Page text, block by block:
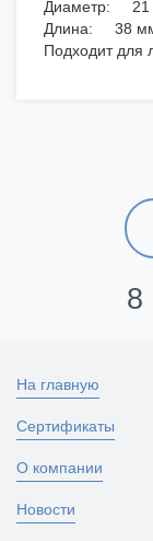
Диаметр: 21
Длина: 38
Подходит
8
На главную
Сертификаты
О компании
Новости